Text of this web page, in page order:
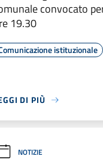
convocato
19.30
istituzionale
DI PIÙ
NOTIZIE